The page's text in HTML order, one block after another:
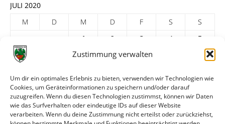
Zustimmung verwalten
Um dir ein optimales Erlebnis zu bieten, verwenden wir Technologien wie
Cookies, um Geräteinformationen zu speichern und/oder darauf
zuzugreifen. Wenn du diesen Technologien zustimmst, können wir Daten
wie das Surfverhalten oder eindeutige IDs auf dieser Website
verarbeiten. Wenn du deine Zustimmung nicht erteilst oder zurückziehst,
JULI 2020
M
D M D F S
S
1
2 3 4
5
6
8 9 10
20
21 22 23 24 25
27
28 29 30
31
« Juni
Aug. »